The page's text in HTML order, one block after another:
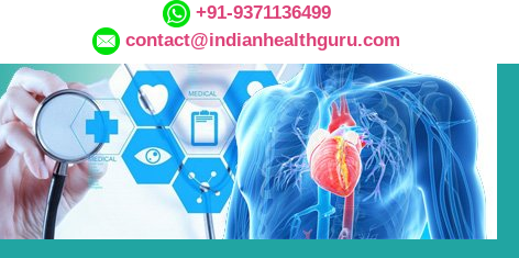
+91-9371136499
contact@indianhealthguru.com